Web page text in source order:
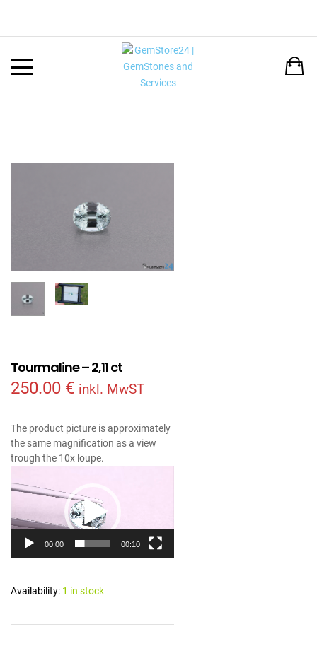
Tourmaline – 2,11 ct
250.00 € inkl. MwST
The product picture is approximately
the same magnification as a view
trough the 10x loupe.
Player
00:00 00:10
Availability: 1 in stock